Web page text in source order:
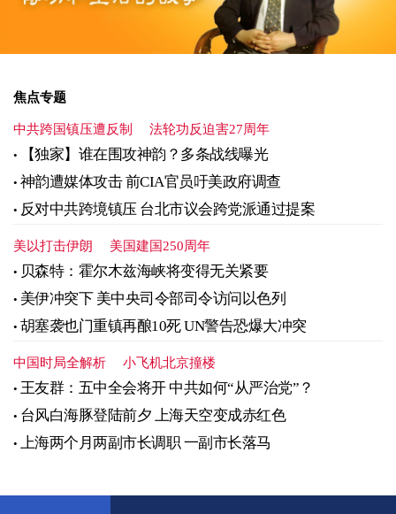
焦点专题
中共跨国镇压遭反制 法轮功反迫害27周年
【独家】谁在围攻神韵？多条战线曝光
神韵遭媒体攻击 前CIA官员吁美政府调查
反对中共跨境镇压 台北市议会跨党派通过提案
美以打击伊朗 美国建国250周年
贝森特：霍尔木兹海峡将变得无关紧要
美伊冲突下 美中央司令部司令访问以色列
胡塞袭也门重镇再酿10死 UN警告恐爆大冲突
中国时局全解析 小飞机北京撞楼
王友群：五中全会将开 中共如何“从严治党”？
台风白海豚登陆前夕 上海天空变成赤红色
上海两个月两副市长调职 一副市长落马